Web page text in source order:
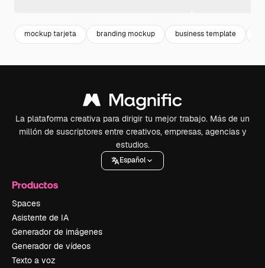
mockup tarjeta branding mockup business template
La plataforma creativa para dirigir tu mejor trabajo. Más de un
millón de suscriptores entre creativos, empresas, agencias y
estudios.
Español
Productos
Spaces
Asistente de IA
Generador de imágenes
Generador de vídeos
Texto a voz